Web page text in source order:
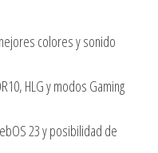
colores y sonido
HLG y modos Gaming
23 y posibilidad de